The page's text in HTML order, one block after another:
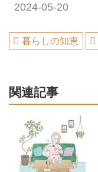
2024-05-20
暮らしの知恵
関連記事